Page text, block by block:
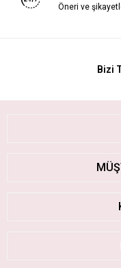
Öneri ve
Bizi